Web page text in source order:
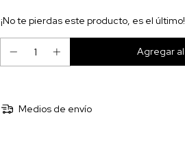
¡No te pierdas este producto, es el último!
Medios de envío